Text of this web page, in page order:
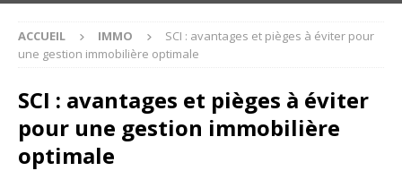
ACCUEIL IMMO
SCI : avantages et pièges à éviter pour
une gestion immobilière optimale
SCI : avantages et pièges à éviter
pour une gestion immobilière
optimale